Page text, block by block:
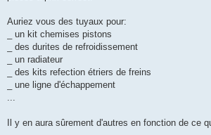
Auriez vous des tuyaux pour:
_ un kit chemises pistons
_ des durites de refroidissement
_ un radiateur
_ des kits refection étriers de freins
_ une ligne d'échappement
Il y en aura sûrement d'autres en fonction de ce